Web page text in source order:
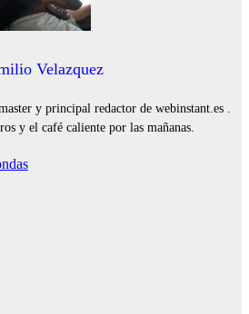
Velazquez
y principal redactor de webinstant.es .
y el café caliente por las mañanas.